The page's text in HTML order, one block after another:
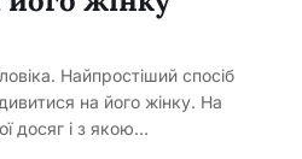
Найпростіший спосіб
на його жінку. На
досяг і з якою…